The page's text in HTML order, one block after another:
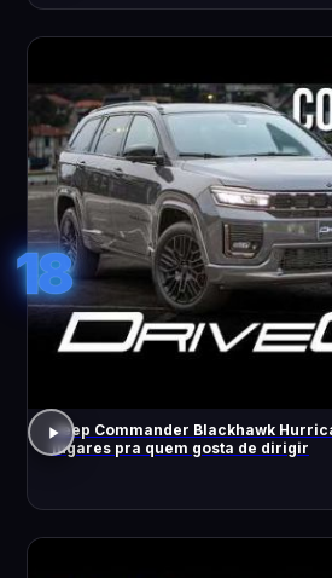
18
Jeep Commander Blackhawk
lugares pra quem gosta de dirigir